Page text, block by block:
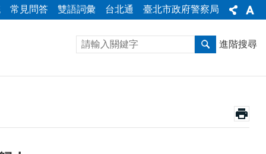
常見問答 雙語詞彙 台北通 臺北市政府警察局
進階搜尋